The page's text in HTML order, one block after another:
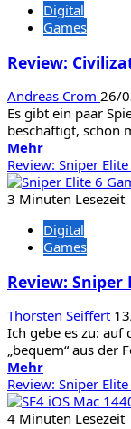
Das
Lied
Eis
Feuer
(Stefan
Kaminski)
Digital
Games
Review:
Andreas Crom 26/
Es gibt ein paar
beschäftigt, schon
MehrMehr
über
Review:
7
Review: Sniper
3 Minuten Lesezeit
Digital
Games
Review: Sniper
Thorsten Seiffert
Ich gebe es zu: auf
„bequem“ aus der
MehrMehr
über
Review:
Review: Sniper
4 Minuten Lesezeit